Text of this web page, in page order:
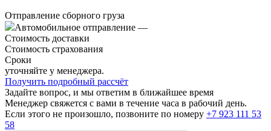
Отправление сборного груза
Автомобильное отправление —
Стоимость доставки
Стоимость страхования
Сроки
уточняйте у менеджера.
Получить подробный рассчёт
Задайте вопрос, и мы ответим в ближайшее время
Менеджер свяжется с вами в течение часа в рабочий день.
Если этого не произошло, позвоните по номеру +7 923 111 53
58